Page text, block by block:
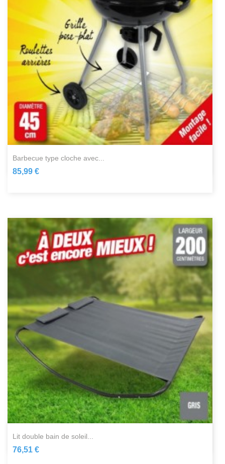
barbecue type cloche avec...
85,99 €
lit double bain de soleil...
76,51 €